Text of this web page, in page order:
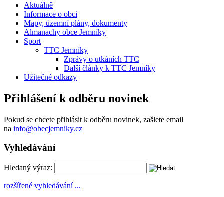
Aktuálně
Informace o obci
Mapy, územní plány, dokumenty
Almanachy obce Jemníky
Sport
TTC Jemníky
Zprávy o utkáních TTC
Další články k TTC Jemníky
Užitečné odkazy
Přihlášení k odběru novinek
Pokud se chcete přihlásit k odběru novinek, zašlete email
na info@obecjemniky.cz
Vyhledávání
Hledaný výraz:
rozšířené vyhledávání ...